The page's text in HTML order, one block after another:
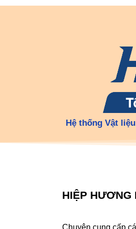
Hệ thống Vật
HIỆP HƯƠNG
Chuyên cung cấp